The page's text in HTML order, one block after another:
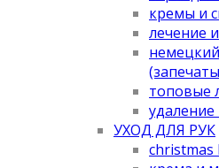
кремы и
лечение
топовые
удаление
УХОД ДЛЯ РУК
christmas